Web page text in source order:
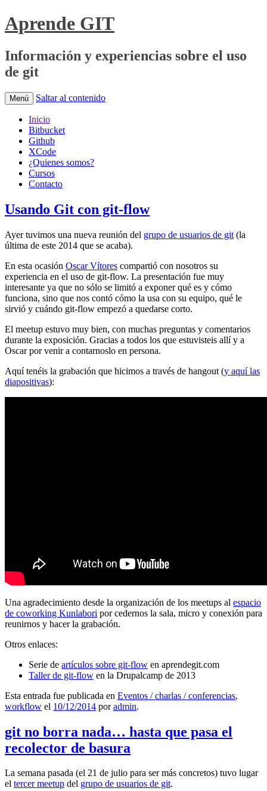
Aprende GIT
Información y experiencias sobre el uso
de git
Menú Saltar al contenido
Inicio
Bitbucket
Github
XCode
¿Quienes somos?
Cursos
Contacto
Usando Git con git-flow
Ayer tuvimos una nueva reunión del grupo de usuarios de git (la
última de este 2014 que se acaba).
En esta ocasión Oscar Vítores compartió con nosotros su
experiencia en el uso de git-flow. La presentación fue muy
interesante ya que no sólo se limitó a exponer qué es y cómo
funciona, sino que nos contó cómo la usa con su equipo, qué le
sirvió y cuándo git-flow empezó a quedarse corto.
El meetup estuvo muy bien, con muchas preguntas y comentarios
durante la exposición. Gracias a todos los que estuvisteis allí y a
Oscar por venir a contarnoslo en persona.
Aquí tenéis la grabación que hicimos a través de hangout (y aquí las
diapositivas):
Una agradecimiento desde la organización de los meetups al espacio
de coworking Kunlabori por cedernos la sala, micro y conexión para
reunirnos y hacer la grabación.
Otros enlaces:
Serie de artículos sobre git-flow en aprendegit.com
Taller de git-flow en la Drupalcamp de 2013
Esta entrada fue publicada en Eventos / charlas / conferencias,
workflow el 10/12/2014 poradmin.
git no borra nada… hasta que pasa el
recolector de basura
La semana pasada (el 21 de julio para ser más concretos) tuvo lugar
el tercer meetup del grupo de usuarios de git.